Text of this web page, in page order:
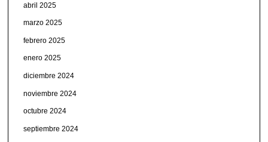
abril 2025
marzo 2025
febrero 2025
enero 2025
diciembre 2024
noviembre 2024
octubre 2024
septiembre 2024